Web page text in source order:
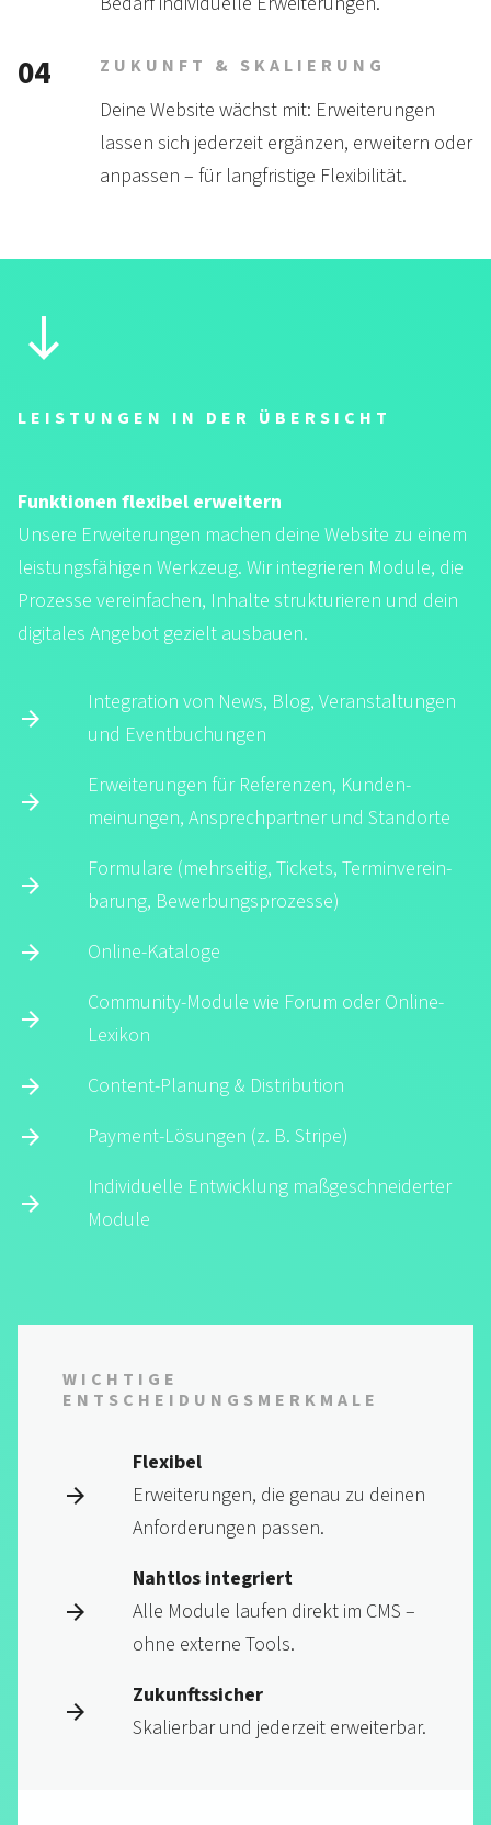
04 ZUKUNFT & SKALIERUNG
Deine Website wächst mit: Erweiter­ungen
lassen sich jeder­zeit ergänzen, erweitern oder
anpassen – für lang­fristige Flexibilität.
LEISTUNGEN IN DER ÜBERSICHT
Funktionen flexibel erweitern
Unsere Erweiterungen machen deine Website zu einem
leistungsfähigen Werkzeug. Wir integrieren Module, die
Prozesse vereinfachen, Inhalte strukturieren und dein
digitales Angebot gezielt ausbauen.
Integration von News, Blog, Veran­stal­tungen
und Event­buchungen
Erweiterungen für Referenzen, Kunden­
meinungen, Ansprech­partner und Standorte
Formulare (mehrseitig, Tickets, Termin­verein­
barung, Bewerbungs­prozesse)
Online-Kataloge
Community-Module wie Forum oder Online-
Lexikon
Content-Planung & Distribution
Payment-Lösungen (z. B. Stripe)
Individuelle Entwick­lung maß­geschnei­derter
Module
WICHTIGE
ENTSCHEIDUNGS­MERKMALE
Flexibel
Erweiterungen, die genau zu deinen
Anfor­derungen passen.
Nahtlos integriert
Alle Module laufen direkt im CMS –
ohne externe Tools.
Zukunftssicher
Skalierbar und jederzeit erweiter­bar.